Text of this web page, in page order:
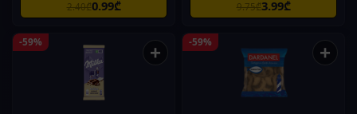
2.40₾0.99₾ 9.75₾3.99₾
-59% + -59% +